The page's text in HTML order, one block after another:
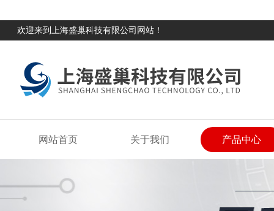
欢迎来到上海盛巢科技有限公司网站！
网站首页 关于我们 产品中心